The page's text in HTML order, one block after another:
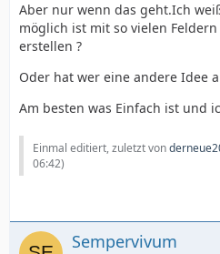
Aber nur wenn das geht.Ich
möglich ist mit so vielen Feldern
erstellen ?
Oder hat wer eine andere Idee
Am besten was Einfach ist und
Einmal editiert, zuletzt von
06:42)
Sempervivum